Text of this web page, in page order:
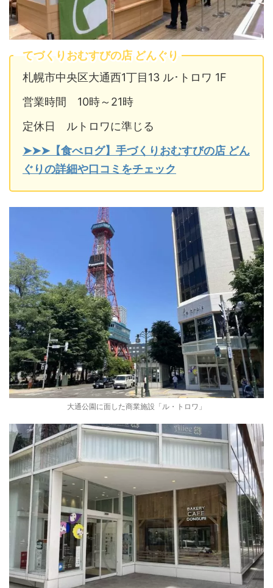
てづくりおむすびの店 どんぐり
札幌市中央区大通西1丁目13 ル･トロワ 1F
営業時間 10時～21時
定休日 ルトロワに準じる
➤➤➤【食べログ】手づくりおむすびの店 どん
ぐりの詳細や口コミをチェック
大通公園に面した商業施設「ル・トロワ」